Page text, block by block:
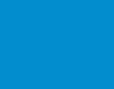
festividade está
a Feira de
Tio Ninno e o
disso, o parque
playground,